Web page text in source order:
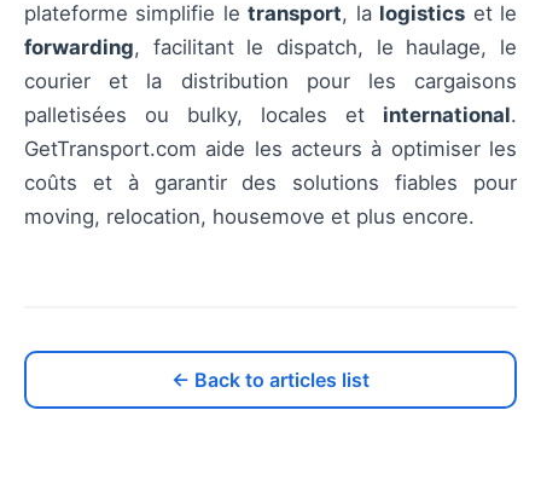
plateforme simplifie letransport, la logistics et le
forwarding, facilitant le dispatch, le haulage, le
courier et la distribution pour les cargaisons
palletisées ou bulky, locales et international.
GetTransport.com aide les acteurs à optimiser les
coûts et à garantir des solutions fiables pour
moving, relocation, housemove et plus encore.
← Back to articles list